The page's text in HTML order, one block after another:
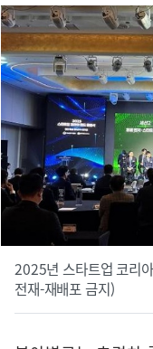
2025년 스타트업 코리
전재-재배포 금지)